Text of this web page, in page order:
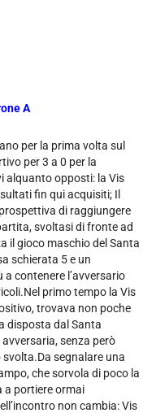
A
per la prima volta sul
per 3 a 0 per la
alquanto opposti: la Vis
fin qui acquisiti; Il
di raggiungere
svoltasi di fronte ad
il gioco maschio del Santa
schierata 5 e un
contenere l’avversario
primo tempo la Vis
trovava non poche
disposta dal Santa
senza però
segnalare una
che sorvola di poco la
a portiere ormai
non cambia: Vis